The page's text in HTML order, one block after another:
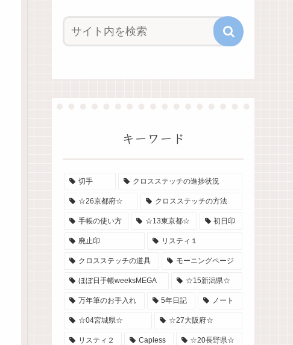
キーワード
切手 クロスステッチの進捗状況
☆26京都府☆ クロスステッチの方法
手帳の使い方 ☆13東京都☆ 初日印
廃止印 リスティ１
クロスステッチの道具 モーニングページ
ほぼ日手帳weeksMEGA ☆15新潟県☆
万年筆のお手入れ 5年日記 ノート
☆04宮城県☆ ☆27大阪府☆
リスティ２ Capless ☆20長野県☆